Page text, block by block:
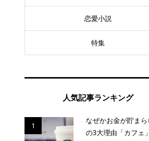
恋愛小説
特集
人気記事ランキング
1
なぜかお金が貯まら
の3大理由「カフェ」